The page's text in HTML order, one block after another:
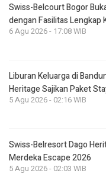
Swiss-Belcourt Bogor
dengan Fasilitas Lengkap
6 Agu 2026 - 17:08 WIB
Liburan Keluarga di
Heritage Sajikan Paket
5 Agu 2026 - 02:16 WIB
Swiss-Belresort Dago
Merdeka Escape 2026
5 Agu 2026 - 02:03 WIB